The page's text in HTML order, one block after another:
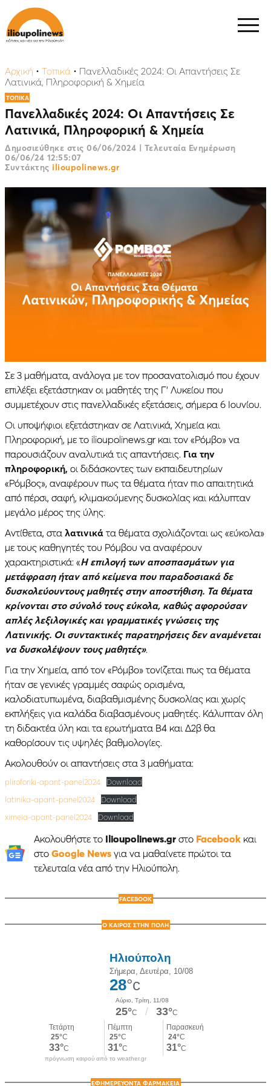
Αρχική • Τοπικά • Πανελλαδικές 2024: Οι Απαντήσεις Σε
Λατινικά, Πληροφορική & Χημεία
ΤΟΠΙΚΑ
Πανελλαδικές 2024: Οι Απαντήσεις Σε
Λατινικά, Πληροφορική & Χημεία
Δημοσιεύθηκε στις 06/06/2024 | Τελευταία Ενημέρωση
06/06/24 12:55:07
Συντάκτης ilioupolinews.gr
Σε 3 μαθήματα, ανάλογα με τον προσανατολισμό που έχουν
επιλέξει εξετάστηκαν οι μαθητές της Γ’ Λυκείου που
συμμετέχουν στις πανελλαδικές εξετάσεις, σήμερα 6 Ιουνίου.
Οι υποψήφιοι εξετάστηκαν σε Λατινικά, Χημεία και
Πληροφορική, με το ilioupolinews.gr και τον «Ρόμβο» να
παρουσιάζουν αναλυτικά τις απαντήσεις. Για την
πληροφορική, οι διδάσκοντες των εκπαιδευτηρίων
«Ρόμβος», αναφέρουν πως τα θέματα ήταν πιο απαιτητικά
από πέρσι, σαφή, κλιμακούμενης δυσκολίας και κάλυπταν
μεγάλο μέρος της ύλης.
Αντίθετα, στα λατινικά τα θέματα σχολιάζονται ως «εύκολα»
με τους καθηγητές του Ρόμβου να αναφέρουν
χαρακτηριστικά: «Η επιλογή των αποσπασμάτων για
μετάφραση ήταν από κείμενα που παραδοσιακά δε
δυσκολεύουντους μαθητές στην αποστήθιση. Τα θέματα
κρίνονται στο σύνολό τους εύκολα, καθώς αφορούσαν
απλές λεξιλογικές και γραμματικές γνώσεις της
Λατινικής. Οι συντακτικές παρατηρήσεις δεν αναμένεται
να δυσκολέψουν τους μαθητές».
Για την Χημεία, από τον «Ρόμβο» τονίζεται πως τα θέματα
ήταν σε γενικές γραμμές σαφώς ορισμένα,
καλοδιατυπωμένα, διαβαθμισμένης δυσκολίας και χωρίς
εκπλήξεις για καλάδα διαβασμένους μαθητές. Κάλυπταν όλη
τη διδακτέα ύλη και τα ερωτήματα Β4 και Δ2β θα
καθορίσουν τις υψηλές βαθμολογίες.
Ακολουθούν οι απαντήσεις στα 3 μαθήματα:
pliroforiki-apant-panel2024
Download
latinika-apant-panel2024
Download
ximeia-apant-panel2024
Download
Ακολουθήστε το Ilioupolinews.grστο Facebookκαι
στο Google Newsγια να μαθαίνετε πρώτοι τα
τελευταία νέα από την Ηλιούπολη.
FACEBOOK
Ο ΚΑΙΡΟΣ ΣΤΗΝ ΠΟΛΗ
πρόγνωση καιρού από το weather.gr
ΕΦΗΜΕΡΕΥΟΝΤΑ ΦΑΡΜΑΚΕΙΑ